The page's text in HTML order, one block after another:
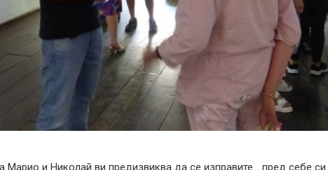
Марио и Николай ви предизвиква да се изправите… пред себе си.